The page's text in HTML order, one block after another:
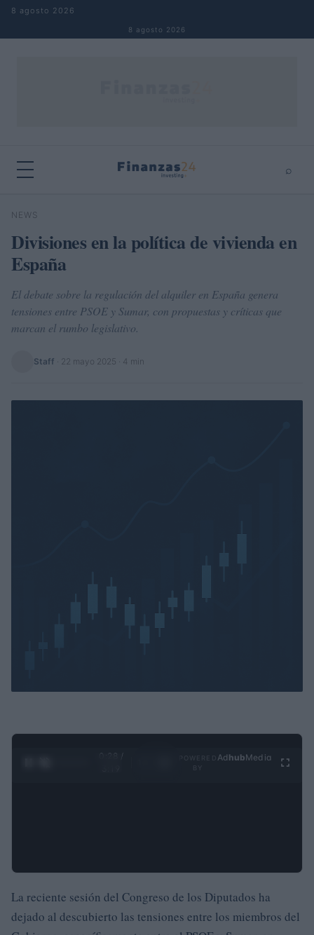
Saltar al contenido
8 agosto 2026
8 agosto 2026
⌕
Buscar
NEWS
Divisiones en la política de vivienda en
España
El debate sobre la regulación del alquiler en España genera
tensiones entre PSOE y Sumar, con propuestas y críticas que
marcan el rumbo legislativo.
Staff 22 mayo 2025 · 4 min
0:29 /
Ad hubMedia
La reciente sesión del Congreso de los Diputados ha
dejado al descubierto las tensiones entre los miembros del